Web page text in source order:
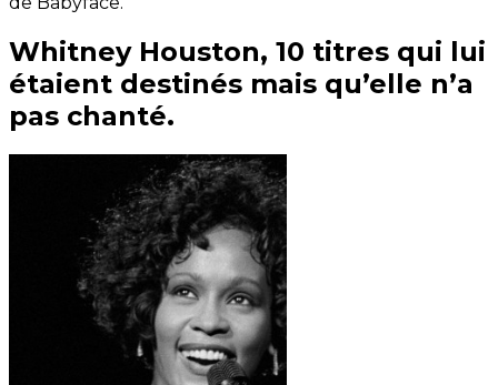
Whitney Houston, 10 titres qui lui
étaient destinés mais qu’elle n’a
pas chanté.